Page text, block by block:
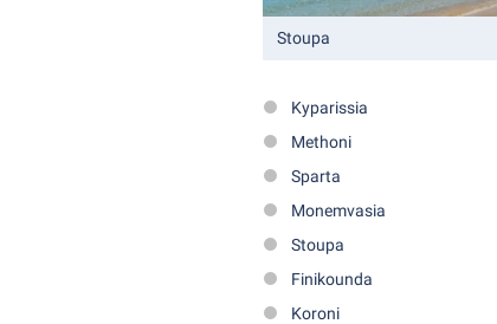
Stoupa
Kyparissia
Methoni
Sparta
Monemvasia
Stoupa
Finikounda
Koroni